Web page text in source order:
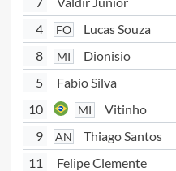
4
FO Lucas Souza
8 MI Dionisio
5
Fabio Silva
10
MI Vitinho
9 AN Thiago Santos
11 Felipe Clemente